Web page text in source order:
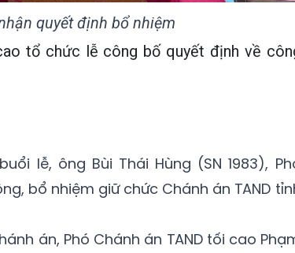
quyết định bổ nhiệm
tổ chức lễ công bố quyết định về
lễ, ông Bùi Thái Hùng (SN 1983),
bổ nhiệm giữ chức Chánh án TAND
án, Phó Chánh án TAND tối cao